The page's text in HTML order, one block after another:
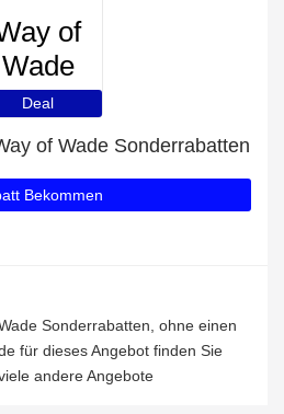
of
Wade
Deal
of Wade Sonderrabatten
Bekommen
Sonderrabatten, ohne einen
für dieses Angebot finden Sie
andere Angebote